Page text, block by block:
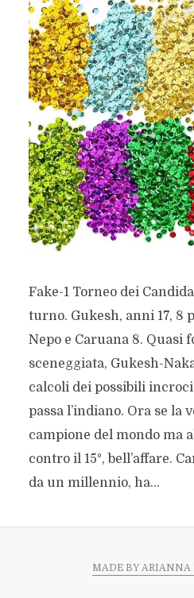
Fake-1 Torneo dei
turno. Gukesh, anni 17, 8
Nepo e Caruana 8. Quasi
sceneggiata, Gukesh-
calcoli dei possibili
passa l’indiano. Ora se la
campione del mondo ma
contro il 15°, bell’affare.
da un millennio, ha...
MADE BY ARIANNA